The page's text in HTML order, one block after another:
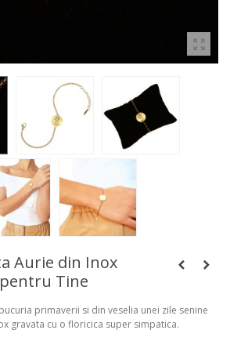
Aurie din Inox
Tine
primaverii si din veselia unei zile senine
gravata cu o floricica super simpatica.